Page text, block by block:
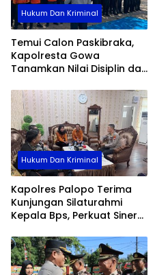
Hukum Dan Kriminal
Temui Calon Paskibraka,
Kapolresta Gowa
Tanamkan Nilai Disiplin dan
Hukum Dan Kriminal
Kapolres Palopo Terima
Kunjungan Silaturahmi
Kepala Bps, Perkuat Sinergi